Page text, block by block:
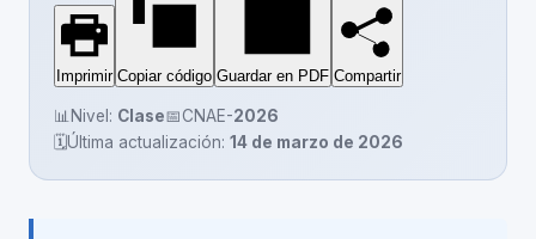
Imprimir Copiar código Guardar en PDF Compartir
📊 Nivel: Clase📅CNAE-2026
🗓️Última actualización: 14 de marzo de 2026